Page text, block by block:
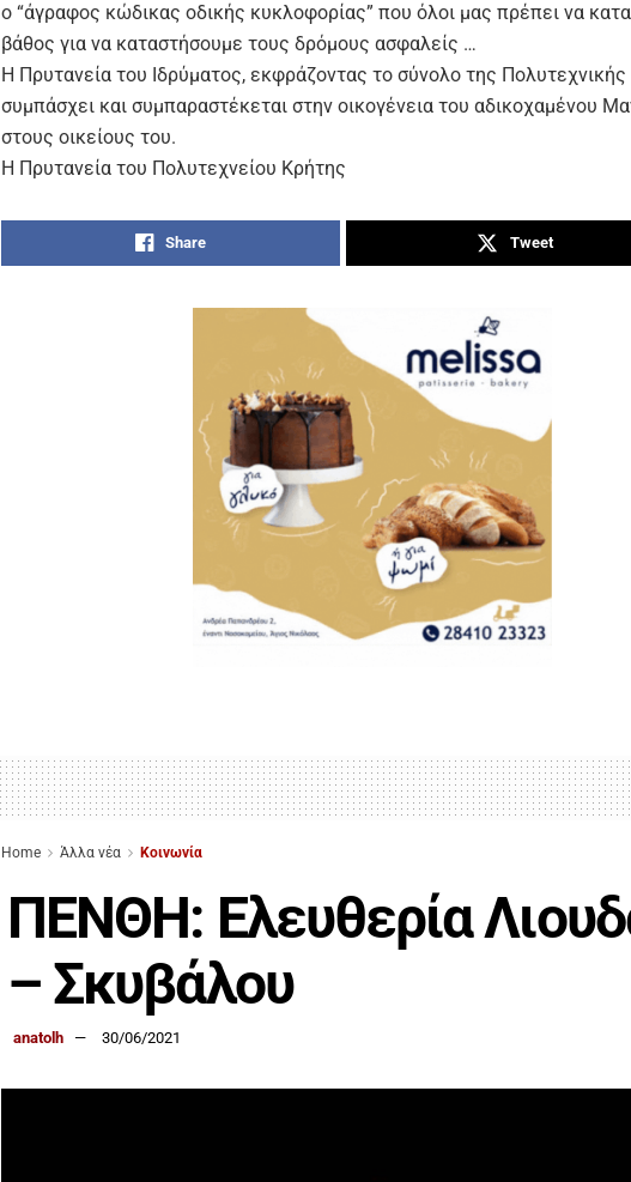
ο “άγραφος κώδικας οδικής κυκλοφορίας” που όλοι μας πρέπει να
βάθος για να καταστήσουμε τους δρόμους ασφαλείς …
Η Πρυτανεία του Ιδρύματος, εκφράζοντας το σύνολο της Πολυτεχνικής
συμπάσχει και συμπαραστέκεται στην οικογένεια του αδικοχαμένου
στους οικείους του.
Η Πρυτανεία του Πολυτεχνείου Κρήτης
Share Tweet
Home Άλλα νέα Κοινωνία
ΠΕΝΘΗ: Ελευθερία
– Σκυβάλου
anatolh 30/06/2021